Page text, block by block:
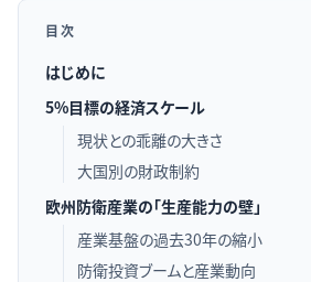
目次
はじめに
5%目標の経済スケール
現状との乖離の大きさ
大国別の財政制約
欧州防衛産業の「生産能力の壁」
産業基盤の過去30年の縮小
防衛投資ブームと産業動向